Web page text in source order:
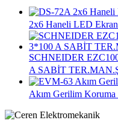
2x6 Haneli LED
SCHNEIDER
A SABİT
Akım Gerilim